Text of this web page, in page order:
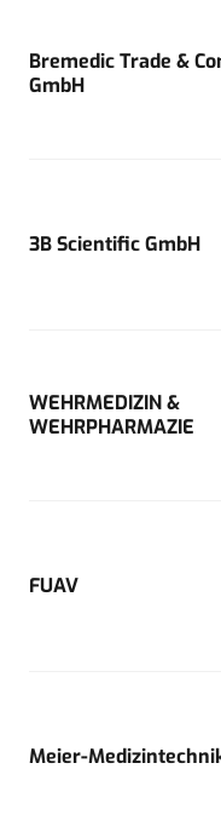
Bremedic Trade &
GmbH
3B Scientific GmbH
WEHRMEDIZIN &
WEHRPHARMAZIE
FUAV
Meier-